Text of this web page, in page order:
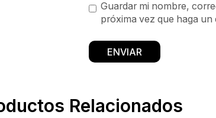
Guardar mi nombre,
próxima vez que haga un
Relacionados